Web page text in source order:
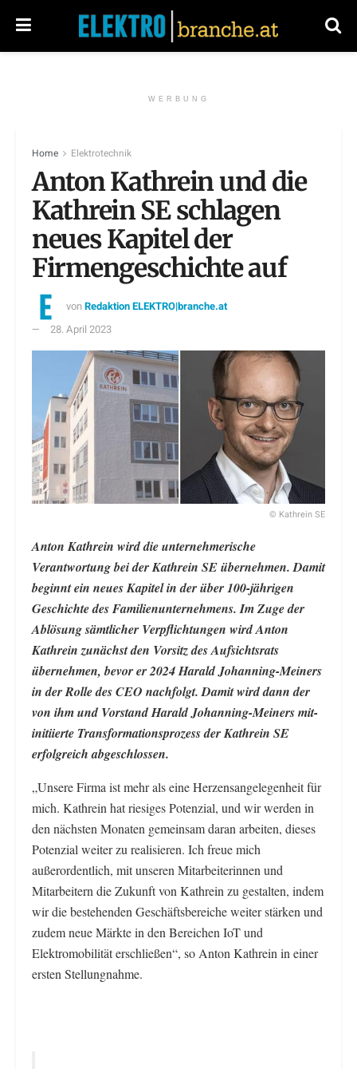
WERBUNG
Home Elektrotechnik
Anton Kathrein und die
Kathrein SE schlagen
neues Kapitel der
Firmengeschichte auf
vonRedaktion ELEKTRO|branche.at
28. April 2023
© Kathrein SE
Anton Kathrein wird die unternehmerische
Verantwortung bei der Kathrein SE übernehmen. Damit
beginnt ein neues Kapitel in der über 100-jährigen
Geschichte des Familienunternehmens. Im Zuge der
Ablösung sämtlicher Verpflichtungen wird Anton
Kathrein zunächst den Vorsitz des Aufsichtsrats
übernehmen, bevor er 2024 Harald Johanning-Meiners
in der Rolle des CEO nachfolgt. Damit wird dann der
von ihm und Vorstand Harald Johanning-Meiners mit-
initiierte Transformationsprozess der Kathrein SE
erfolgreich abgeschlossen.
„Unsere Firma ist mehr als eine Herzensangelegenheit für
mich. Kathrein hat riesiges Potenzial, und wir werden in
den nächsten Monaten gemeinsam daran arbeiten, dieses
Potenzial weiter zu realisieren. Ich freue mich
außerordentlich, mit unseren Mitarbeiterinnen und
Mitarbeitern die Zukunft von Kathrein zu gestalten, indem
wir die bestehenden Geschäftsbereiche weiter stärken und
zudem neue Märkte in den Bereichen IoT und
Elektromobilität erschließen“, so Anton Kathrein in einer
ersten Stellungnahme.